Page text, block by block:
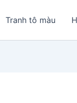
Tranh tô màu